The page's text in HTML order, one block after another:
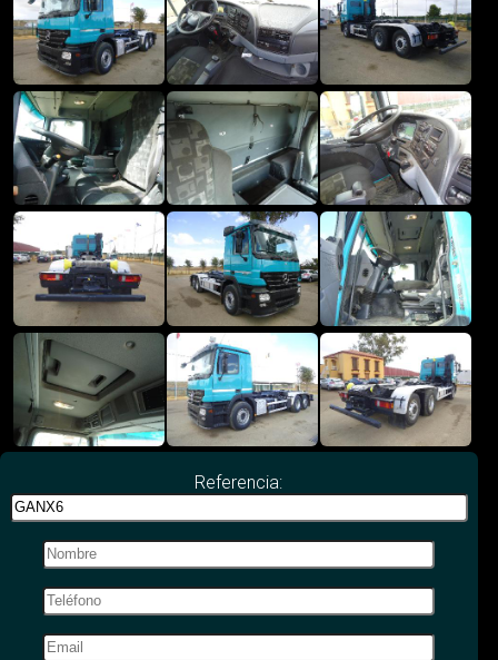
Referencia: